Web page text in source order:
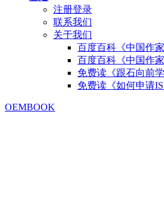
注册登录
联系我们
关于我们
百度百科《中国作家
百度百科《中国作家
免费读《跟石向前学
免费读《如何申请
OEMBOOK